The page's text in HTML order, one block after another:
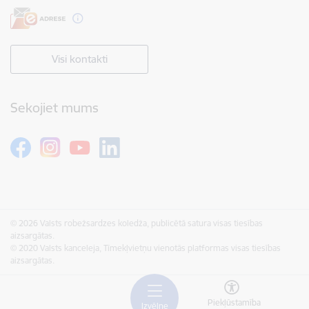
Izvēlne Piekļūstamība
Visi kontakti
Sekojiet mums
© 2026 Valsts robežsardzes koledža, publicētā satura visas tiesības
aizsargātas.
© 2020 Valsts kanceleja, Tīmekļvietņu vienotās platformas visas tiesības
aizsargātas.